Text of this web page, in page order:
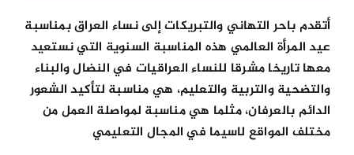
أتقدم باحر التهاني والتبريكات إلى نساء العراق بمناسبة
عيد المرأة العالمي هذه المناسبة السنوية التي نستعيد
معها تاريخا مشرقا للنساء العراقيات في النضال والبناء
والتضحية والتربية والتعليم، هي مناسبة لتأكيد الشعور
الدائم بالعرفان، مثلما هي مناسبة لمواصلة العمل من
مختلف المواقع لاسيما في المجال التعليمي